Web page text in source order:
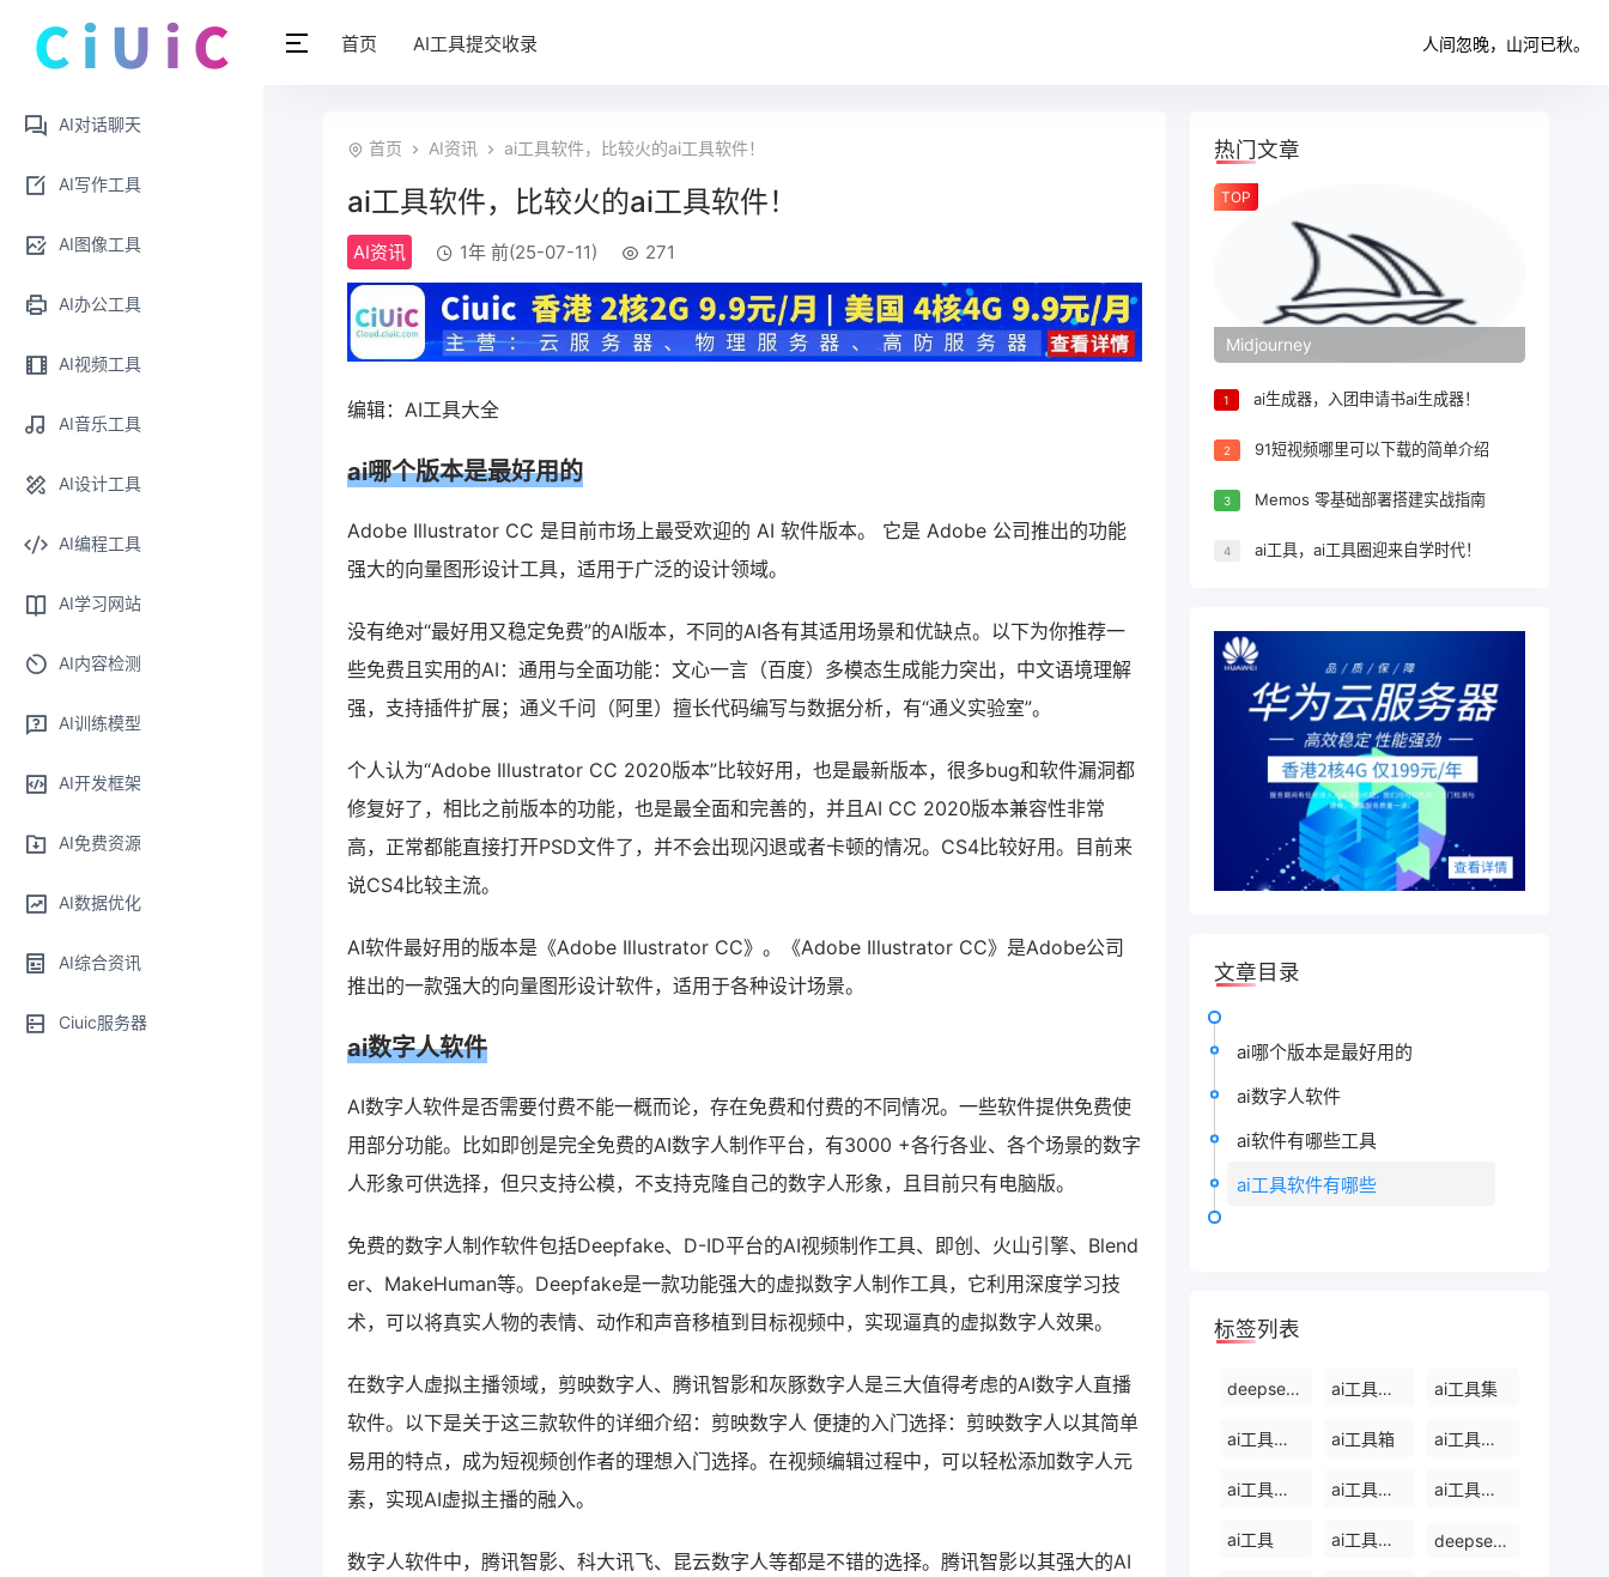
AI对话聊天
AI写作工具
AI图像工具
AI办公工具
AI视频工具
AI音乐工具
AI设计工具
AI编程工具
AI学习网站
AI内容检测
AI训练模型
AI开发框架
AI免费资源
AI数据优化
AI综合资讯
Ciuic服务器
首页 AI工具提交收录 人间忽晚，山河已秋。
首页 AI资讯 ai工具软件，比较火的ai工具软件！
ai工具软件，比较火的ai工具软件！
AI资讯 1年 前(25-07-11) 271
编辑：AI工具大全
ai哪个版本是最好用的
Adobe Illustrator CC 是目前市场上最受欢迎的 AI 软件版本。 它是 Adobe 公司推出的功能
强大的向量图形设计工具，适用于广泛的设计领域。
没有绝对“最好用又稳定免费”的AI版本，不同的AI各有其适用场景和优缺点。以下为你推荐一
些免费且实用的AI：通用与全面功能：文心一言（百度）多模态生成能力突出，中文语境理解
强，支持插件扩展；通义千问（阿里）擅长代码编写与数据分析，有“通义实验室”。
个人认为“Adobe Illustrator CC 2020版本”比较好用，也是最新版本，很多bug和软件漏洞都
修复好了，相比之前版本的功能，也是最全面和完善的，并且AI CC 2020版本兼容性非常
高，正常都能直接打开PSD文件了，并不会出现闪退或者卡顿的情况。CS4比较好用。目前来
说CS4比较主流。
AI软件最好用的版本是《Adobe Illustrator CC》。《Adobe Illustrator CC》是Adobe公司
推出的一款强大的向量图形设计软件，适用于各种设计场景。
ai数字人软件
AI数字人软件是否需要付费不能一概而论，存在免费和付费的不同情况。一些软件提供免费使
用部分功能。比如即创是完全免费的AI数字人制作平台，有3000 +各行各业、各个场景的数字
人形象可供选择，但只支持公模，不支持克隆自己的数字人形象，且目前只有电脑版。
免费的数字人制作软件包括Deepfake、D-ID平台的AI视频制作工具、即创、火山引擎、Blend
er、MakeHuman等。Deepfake是一款功能强大的虚拟数字人制作工具，它利用深度学习技
术，可以将真实人物的表情、动作和声音移植到目标视频中，实现逼真的虚拟数字人效果。
在数字人虚拟主播领域，剪映数字人、腾讯智影和灰豚数字人是三大值得考虑的AI数字人直播
软件。以下是关于这三款软件的详细介绍：剪映数字人 便捷的入门选择：剪映数字人以其简单
易用的特点，成为短视频创作者的理想入门选择。在视频编辑过程中，可以轻松添加数字人元
素，实现AI虚拟主播的融入。
数字人软件中，腾讯智影、科大讯飞、昆云数字人等都是不错的选择。腾讯智影以其强大的AI
热门文章
TOP
Midjourney
1 ai生成器，入团申请书ai生成器！
2 91短视频哪里可以下载的简单介绍
3 Memos 零基础部署搭建实战指南
4 ai工具，ai工具圈迎来自学时代！
文章目录
ai哪个版本是最好用的
ai数字人软件
ai软件有哪些工具
ai工具软件有哪些
标签列表
deepseek能干什么 ai工具有哪些 ai工具集
ai工具免费使用 ai工具箱 ai工具免费下载
ai工具软件有哪些 ai工具软件 ai工具集官网
ai工具 ai工具软件排名前十 deepseek